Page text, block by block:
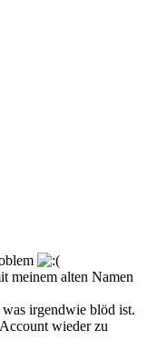
meinem alten Namen
irgendwie blöd ist.
wieder zu